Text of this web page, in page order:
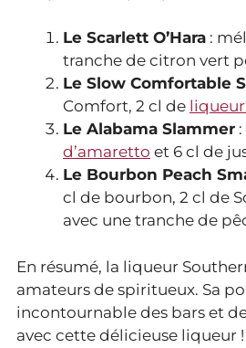
Le Scarlett O’Hara :
tranche de citron vert
Le Slow Comfortable
Comfort, 2 cl de liqueur
Le Alabama Slammer
d’amaretto et 6 cl de
Le Bourbon Peach
cl de bourbon, 2 cl de
avec une tranche de
En résumé, la liqueur
amateurs de spiritueux. Sa
incontournable des bars et
avec cette délicieuse liqueur !